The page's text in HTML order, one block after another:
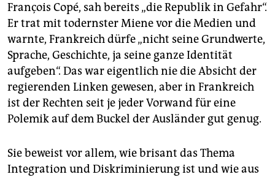
François Copé, sah bereits „die Republik in Gefahr“.
Er trat mit todernster Miene vor die Medien und
warnte, Frankreich dürfe „nicht seine Grundwerte,
Sprache, Geschichte, ja seine ganze Identität
aufgeben“. Das war eigentlich nie die Absicht der
regierenden Linken gewesen, aber in Frankreich
ist der Rechten seit je jeder Vorwand für eine
Polemik auf dem Buckel der Ausländer gut genug.
Sie beweist vor allem, wie brisant das Thema
Integration und Diskriminierung ist und wie aus